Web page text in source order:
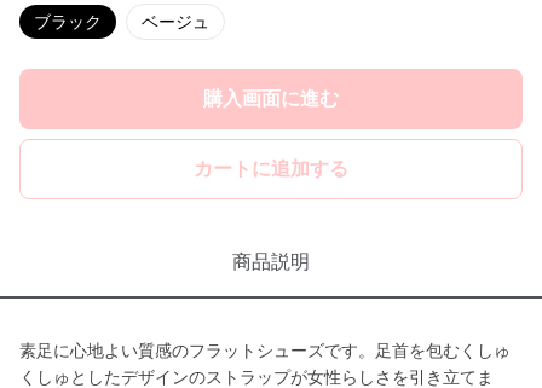
ブラック ベージュ
購入画面に進む
カートに追加する
商品説明
素足に心地よい質感のフラットシューズです。足首を包むくしゅ
くしゅとしたデザインのストラップが女性らしさを引き立てま